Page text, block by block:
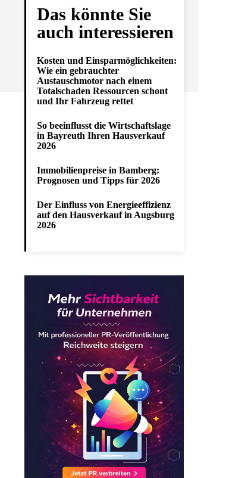
Das könnte Sie
auch interessieren
Kosten und Einsparmöglichkeiten:
Wie ein gebrauchter
Austauschmotor nach einem
Totalschaden Ressourcen schont
und Ihr Fahrzeug rettet
So beeinflusst die Wirtschaftslage
in Bayreuth Ihren Hausverkauf
2026
Immobilienpreise in Bamberg:
Prognosen und Tipps für 2026
Der Einfluss von Energieeffizienz
auf den Hausverkauf in Augsburg
2026